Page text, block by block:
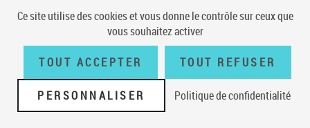
Ce site utilise des cookies et vous donne le contrôle sur ceux que
vous souhaitez activer
TOUT ACCEPTER TOUT REFUSER
PERSONNALISER Politique de confidentialité